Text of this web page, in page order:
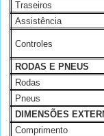
Traseiros
Assistência
Controles
RODAS E PNEUS
Rodas
Pneus
DIMENSÕES
Comprimento